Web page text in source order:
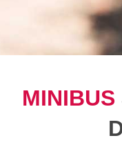
MINIBUS